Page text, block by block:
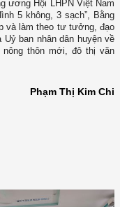
ương Hội LHPN Việt Nam
5 không, 3 sạch”, Bằng
và làm theo tư tưởng, đạo
ban nhân dân huyện về
thôn mới, đô thị văn
Phạm Thị Kim Chi